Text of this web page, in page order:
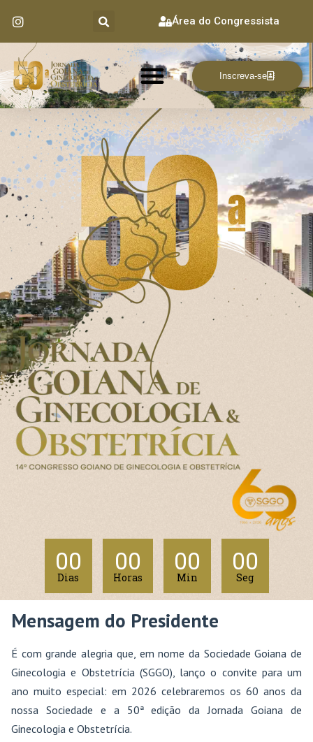
Área do Congressista
Inscreva-se
00
Dias
00
Horas
00
Min
00
Seg
Mensagem do Presidente
É com grande alegria que, em nome da Sociedade Goiana de
Ginecologia e Obstetrícia (SGGO), lanço o convite para um
ano muito especial: em 2026 celebraremos os 60 anos da
nossa Sociedade e a 50ª edição da Jornada Goiana de
Ginecologia e Obstetrícia.